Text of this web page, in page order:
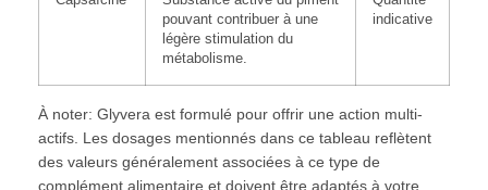
pouvant contribuer à une
légère stimulation du
métabolisme.
indicative
À noter: Glyvera est formulé pour offrir une action multi-
actifs. Les dosages mentionnés dans ce tableau reflètent
des valeurs généralement associées à ce type de
complément alimentaire et doivent être adaptés à votre